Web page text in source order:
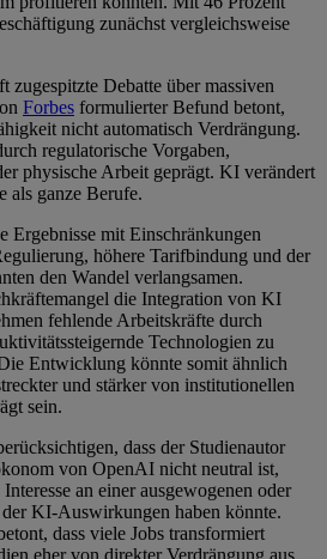
zunächst vergleichsweise
zugespitzte Debatte über massiven
Forbes formulierter Befund betont,
nicht automatisch Verdrängung.
regulatorische Vorgaben,
physische Arbeit geprägt. KI verändert
als ganze Berufe.
Ergebnisse mit Einschränkungen
höhere Tarifbindung und der
den Wandel verlangsamen.
die Integration von KI
fehlende Arbeitskräfte durch
Technologien zu
Entwicklung könnte somit ähnlich
und stärker von institutionellen
sein.
dass der Studienautor
von OpenAI nicht neutral ist,
an einer ausgewogenen oder
KI-Auswirkungen haben könnte.
dass viele Jobs transformiert